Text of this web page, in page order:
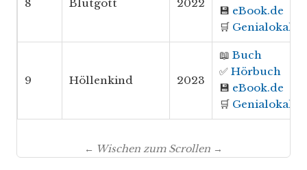
8 Blutgott 2022
💾 eBook.de
🛒 Genialokal
9 Höllenkind 2023
📖 Buch
✅ Hörbuch
💾 eBook.de
🛒 Genialokal
← Wischen zum Scrollen →